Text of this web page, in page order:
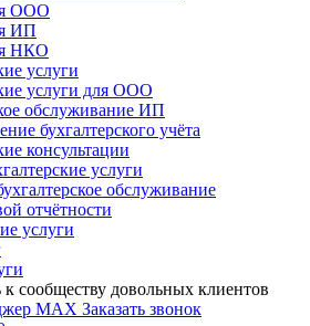
ООО
ИП
НКО
услуги
услуги для ООО
обслуживание ИП
бухгалтерского учёта
консультации
услуги
обслуживание
отчётности
услуги
сообществу довольных клиентов
MAX Заказать звонок